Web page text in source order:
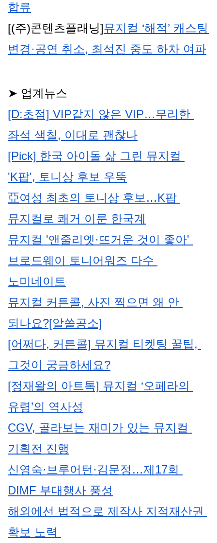
합류
[(주)콘텐츠플래닝]뮤지컬 ‘해적’ 캐스팅
변경·공연 취소, 최석진 중도 하차 여파
➤ 업계뉴스
[D:초점] VIP같지 않은 VIP…무리한
좌석 색칠, 이대로 괜찮나
[Pick] 한국 아이돌 삶 그린 뮤지컬
'K팝', 토니상 후보 우뚝
亞여성 최초의 토니상 후보…K팝
뮤지컬로 쾌거 이룬 한국계
뮤지컬 '앤줄리엣·뜨거운 것이 좋아'
브로드웨이 토니어워즈 다수
노미네이트
뮤지컬 커튼콜, 사진 찍으면 왜 안
되나요?[알쓸공소]
[어쩌다, 커튼콜] 뮤지컬 티켓팅 꿀팁,
그것이 궁금하세요?
[정재왈의 아트톡] 뮤지컬 ‘오페라의
유령’의 역사성
CGV, 골라보는 재미가 있는 뮤지컬
기획전 진행
신영숙·브루어턴·김문정…제17회
DIMF 부대행사 풍성
해외에선 법적으로 제작사 지적재산권
확보 노력